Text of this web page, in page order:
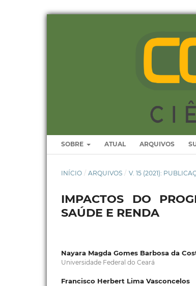
SOBRE ATUAL ARQUIVOS
INÍCIO / ARQUIVOS / V. 15 (2021):
IMPACTOS DO
SAÚDE E RENDA
Nayara Magda Gomes Barbosa da
Universidade Federal do Ceará
Francisco Herbert Lima Vasconcelos